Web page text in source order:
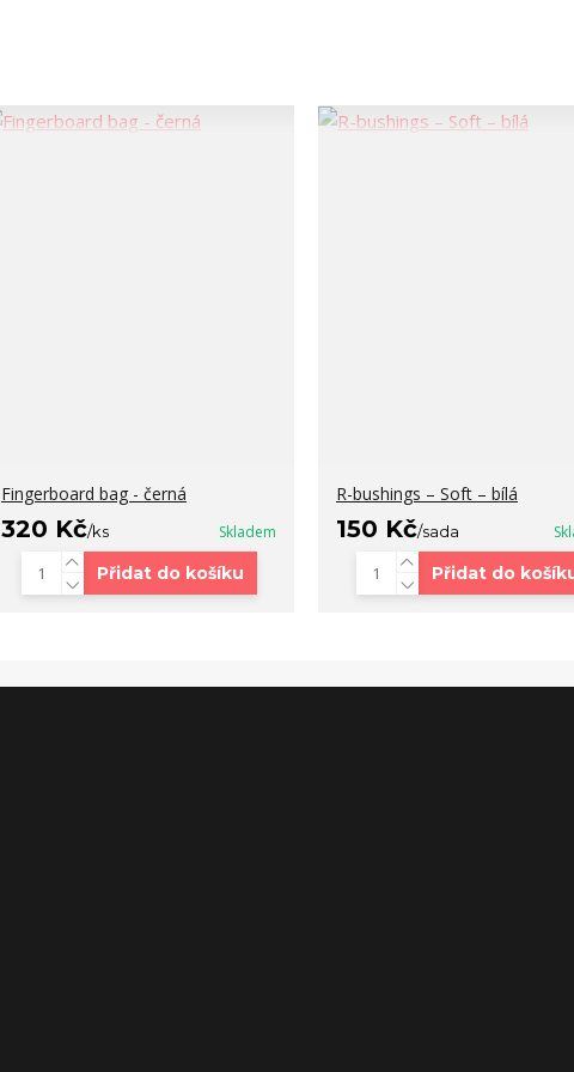
Fingerboard bag - černá
320 Kč/ks Skladem
Přidat do košíku
R-bushings – Soft – bílá
150 Kč/sada
Přidat do